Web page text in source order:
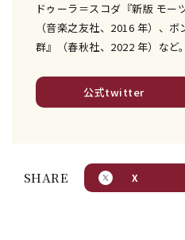
ドゥーラ＝スコダ『新版 モーツ
（音楽之友社、2016 年）、
群』（春秋社、2022 年）など。
公式twitter
SHARE X